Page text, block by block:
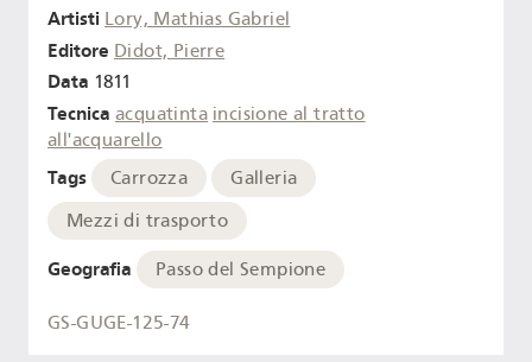
Artisti Lory, Mathias Gabriel
Editore Didot, Pierre
Data 1811
Tecnica acquatinta incisione al tratto
all'acquarello
Tags Carrozza
Galleria
Mezzi di trasporto
Geografia Passo del Sempione
GS-GUGE-125-74